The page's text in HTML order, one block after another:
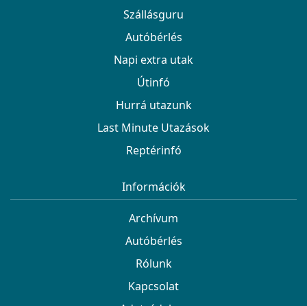
Szállásguru
Autóbérlés
Napi extra utak
Útinfó
Hurrá utazunk
Last Minute Utazások
Reptérinfó
Információk
Archívum
Autóbérlés
Rólunk
Kapcsolat